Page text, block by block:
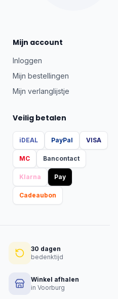
Mijn account
Inloggen
Mijn bestellingen
Mijn verlanglijstje
Veilig betalen
iDEAL PayPal VISA
MC Bancontact
Klarna Pay
Cadeaubon
30 dagen
bedenktijd
Winkel afhalen
in Voorburg